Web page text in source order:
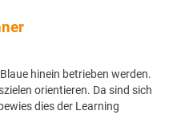
hinein betrieben werden.
orientieren. Da sind sich
dies der Learning